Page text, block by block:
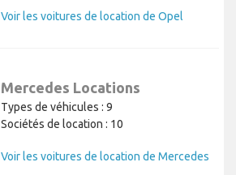
Voir les voitures de location de Opel
Mercedes Locations
Types de véhicules : 9
Sociétés de location : 10
Voir les voitures de location de Mercedes